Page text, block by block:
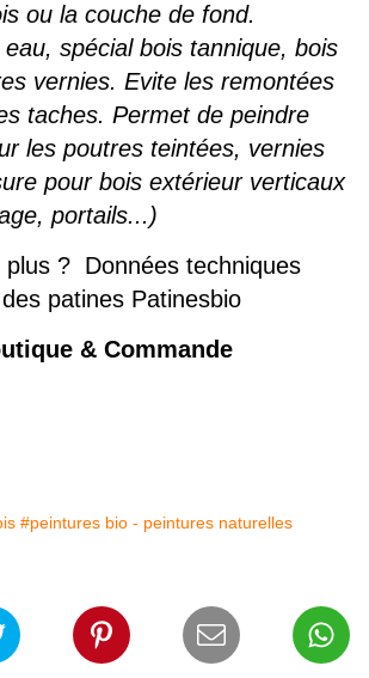
ou la couche de fond.
spécial bois tannique, bois
vernies. Evite les remontées
taches. Permet de peindre
les poutres teintées, vernies
pour bois extérieur verticaux
portails...)
plus ? Données techniques
patines Patinesbio
& Commande
#peintures bio - peintures naturelles